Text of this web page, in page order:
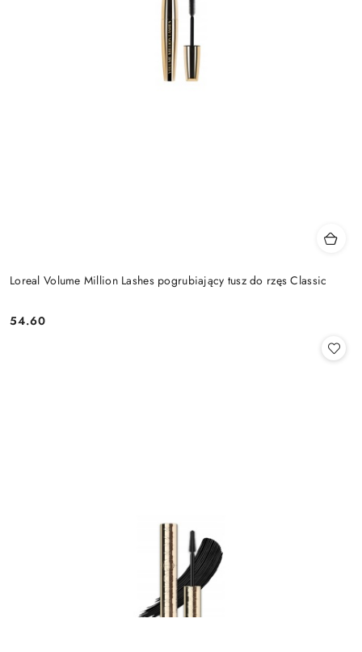
Loreal Volume Million Lashes pogrubiający tusz do rzęs Classic
Cena:
54.60